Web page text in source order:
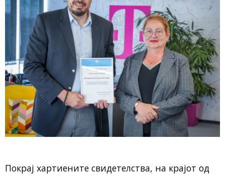
Покрај хартиените свидетелства, на крајот од